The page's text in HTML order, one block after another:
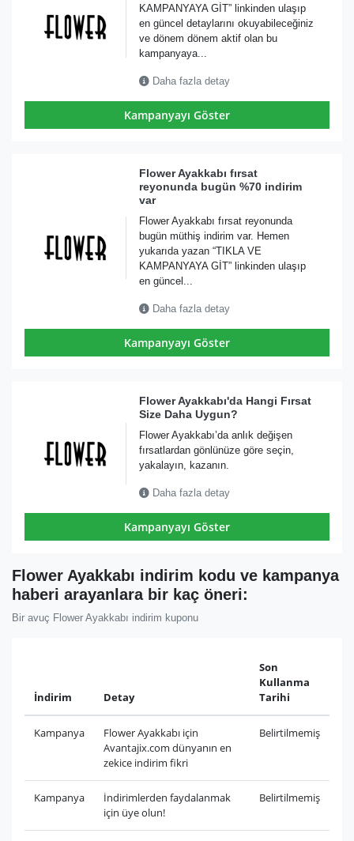
KAMPANYAYA GİT” linkinden ulaşıp
en güncel detaylarını okuyabileceğiniz
ve dönem dönem aktif olan bu
kampanyaya...
Daha fazla detay
Kampanyayı Göster
Flower Ayakkabı fırsat
reyonunda bugün %70 indirim
var
Flower Ayakkabı fırsat reyonunda
bugün müthiş indirim var. Hemen
yukarıda yazan “TIKLA VE
KAMPANYAYA GİT” linkinden ulaşıp
en güncel...
Daha fazla detay
Kampanyayı Göster
Flower Ayakkabı'da Hangi Fırsat
Size Daha Uygun?
Flower Ayakkabı’da anlık değişen
fırsatlardan gönlünüze göre seçin,
yakalayın, kazanın.
Daha fazla detay
Kampanyayı Göster
Flower Ayakkabı indirim kodu ve kampanya
haberi arayanlara bir kaç öneri:
Bir avuç Flower Ayakkabı indirim kuponu
İndirim Detay
Son
Kullanma
Tarihi
Kampanya
Flower Ayakkabı için
Avantajix.com dünyanın en
zekice indirim fikri
Belirtilmemiş
Kampanya
İndirimlerden faydalanmak
için üye olun!
Belirtilmemiş